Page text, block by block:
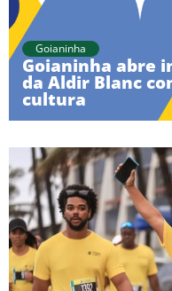
Goianinha
Goianinha abre
da Aldir Blanc
cultura